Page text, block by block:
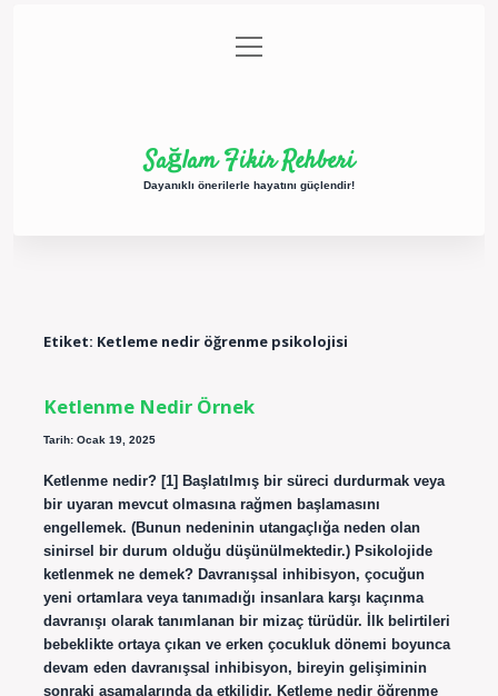
Gizlilik Politikası
menüyü
aç
Sağlam Fikir Rehberi
Dayanıklı önerilerle hayatını güçlendir!
Etiket: Ketleme nedir öğrenme psikolojisi
Ketlenme Nedir Örnek
Tarih: Ocak 19, 2025
Ketlenme nedir? [1] Başlatılmış bir süreci durdurmak veya
bir uyaran mevcut olmasına rağmen başlamasını
engellemek. (Bunun nedeninin utangaçlığa neden olan
sinirsel bir durum olduğu düşünülmektedir.) Psikolojide
ketlenmek ne demek? Davranışsal inhibisyon, çocuğun
yeni ortamlara veya tanımadığı insanlara karşı kaçınma
davranışı olarak tanımlanan bir mizaç türüdür. İlk belirtileri
bebeklikte ortaya çıkan ve erken çocukluk dönemi boyunca
devam eden davranışsal inhibisyon, bireyin gelişiminin
sonraki aşamalarında da etkilidir. Ketleme nedir öğrenme